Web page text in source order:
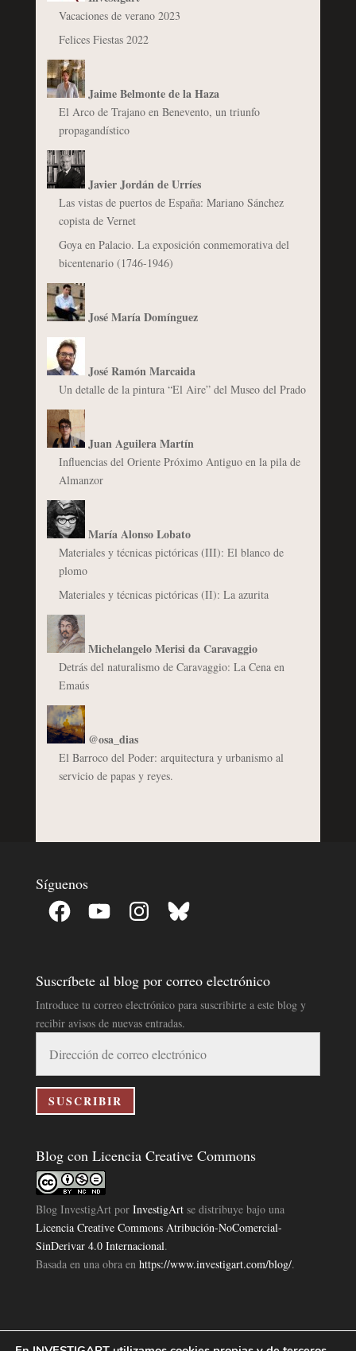
Vacaciones de verano 2023
Felices Fiestas 2022
Jaime Belmonte de la Haza
El Arco de Trajano en Benevento, un triunfo
propagandístico
Javier Jordán de Urríes
Las vistas de puertos de España: Mariano Sánchez
copista de Vernet
Goya en Palacio. La exposición conmemorativa del
bicentenario (1746-1946)
José María Domínguez
José Ramón Marcaida
Un detalle de la pintura “El Aire” del Museo del Prado
Juan Aguilera Martín
Influencias del Oriente Próximo Antiguo en la pila de
Almanzor
María Alonso Lobato
Materiales y técnicas pictóricas (III): El blanco de
plomo
Materiales y técnicas pictóricas (II): La azurita
Michelangelo Merisi da Caravaggio
Detrás del naturalismo de Caravaggio: La Cena en
Emaús
@osa_dias
El Barroco del Poder: arquitectura y urbanismo al
servicio de papas y reyes.
Síguenos
Facebook YouTube InstagramBluesky
Suscríbete al blog por correo electrónico
Introduce tu correo electrónico para suscribirte a este blog y
recibir avisos de nuevas entradas.
correo
electrónico
SUSCRIBIR
Blog con Licencia Creative Commons
Blog InvestigArtpor InvestigArtse distribuye bajo una
Licencia Creative Commons Atribución-NoComercial-
SinDerivar 4.0 Internacional.
Basada en una obra en https://www.investigart.com/blog/.